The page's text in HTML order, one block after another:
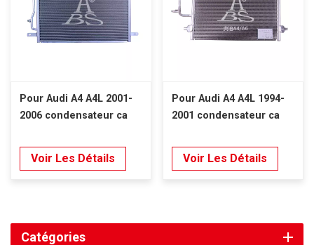
Pour Audi A4 A4L 2001-
2006 condensateur ca
Voir Les Détails
Pour Audi A4 A4L 1994-
2001 condensateur ca
Voir Les Détails
Catégories